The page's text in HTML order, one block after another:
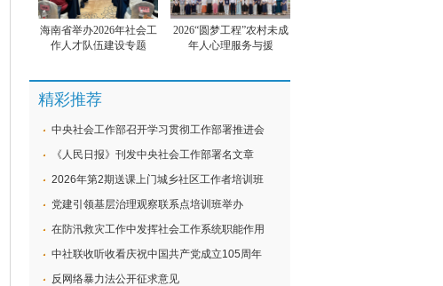
海南省举办2026年社会工
作人才队伍建设专题
2026“圆梦工程”农村未成
年人心理服务与援
精彩推荐
中央社会工作部召开学习贯彻工作部署推进会
《人民日报》刊发中央社会工作部署名文章
2026年第2期送课上门城乡社区工作者培训班
党建引领基层治理观察联系点培训班举办
在防汛救灾工作中发挥社会工作系统职能作用
中社联收听收看庆祝中国共产党成立105周年
反网络暴力法公开征求意见